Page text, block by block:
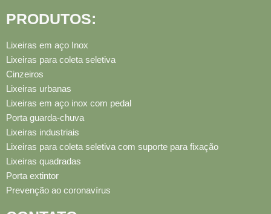
PRODUTOS:
Lixeiras em aço Inox
Lixeiras para coleta seletiva
Cinzeiros
Lixeiras urbanas
Lixeiras em aço inox com pedal
Porta guarda-chuva
Lixeiras industriais
Lixeiras para coleta seletiva com suporte para fixação
Lixeiras quadradas
Porta extintor
Prevenção ao coronavírus